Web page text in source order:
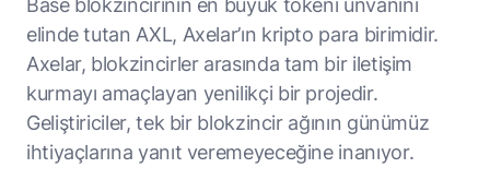
elinde tutan AXL, Axelar’ın kripto para birimidir.
Axelar, blokzincirler arasında tam bir iletişim
kurmayı amaçlayan yenilikçi bir projedir.
Geliştiriciler, tek bir blokzincir ağının günümüz
ihtiyaçlarına yanıt veremeyeceğine inanıyor.